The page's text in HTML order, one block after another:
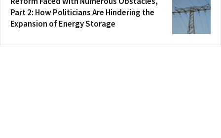
Part 2: How Politicians Are Hindering the
Expansion of Energy Storage